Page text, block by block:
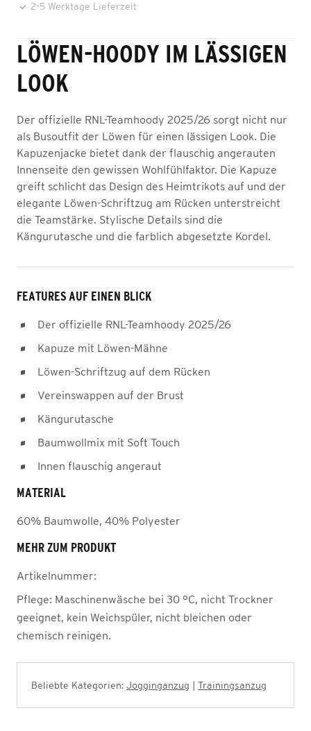
2-5 Werktage Lieferzeit
LÖWEN-HOODY IM LÄSSIGEN
LOOK
Der offizielle RNL-Teamhoody 2025/26 sorgt nicht nur
als Busoutfit der Löwen für einen lässigen Look. Die
Kapuzenjacke bietet dank der flauschig angerauten
Innenseite den gewissen Wohlfühlfaktor. Die Kapuze
greift schlicht das Design des Heimtrikots auf und der
elegante Löwen-Schriftzug am Rücken unterstreicht
die Teamstärke. Stylische Details sind die
Kängurutasche und die farblich abgesetzte Kordel.
FEATURES AUF EINEN BLICK
Der offizielle RNL-Teamhoody 2025/26
Kapuze mit Löwen-Mähne
Löwen-Schriftzug auf dem Rücken
Vereinswappen auf der Brust
Kängurutasche
Baumwollmix mit Soft Touch
Innen flauschig angeraut
MATERIAL
60% Baumwolle, 40% Polyester
MEHR ZUM PRODUKT
Artikelnummer:
Pflege: Maschinenwäsche bei 30 °C, nicht Trockner
geeignet, kein Weichspüler, nicht bleichen oder
chemisch reinigen.
Beliebte Kategorien: Jogginganzug Trainingsanzug